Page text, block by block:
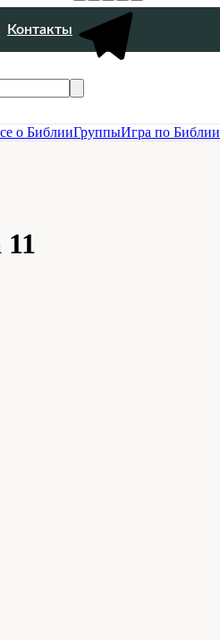
Контакты
о БиблииГруппыИгра по Библии